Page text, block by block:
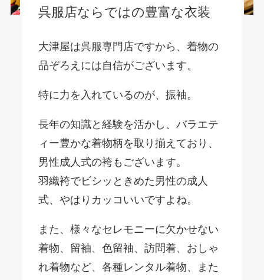
呉服店ならではの豊富な衣装
大津屋は呉服専門店ですから、着物の
品ぞろえには自信がございます。
特に力を入れているのが、振袖。
長年の知識と経験を活かし、バラエテ
ィー豊かな着物柄を取り揃えており、
男性成人式の袴もございます。
羽織袴でビシッときめた男性の成人
式、やはりカッコいいですよね。
また、様々なセレモニーに欠かせない
着物、留袖、色留袖、訪問着、おしゃ
れ着物など、各種レンタル着物、また